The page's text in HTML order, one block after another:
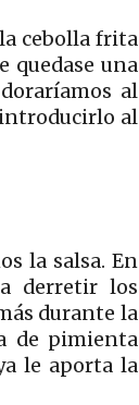
cebolla frita
quedase una
al
al
la salsa. En
derretir los
durante la
de pimienta
le aporta la